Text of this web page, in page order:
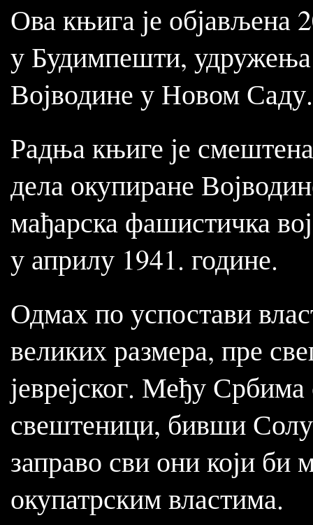
Ова књига је објављена
у Будимпешти,
Војводине у Новом Саду.
Радња књиге је
дела окупиране
мађарска фашистичка
у априлу 1941. године.
Одмах по успостави
великих размера, пре
јеврејског. Међу
свештеници, бивши
заправо сви они који би
окупатрским властима.